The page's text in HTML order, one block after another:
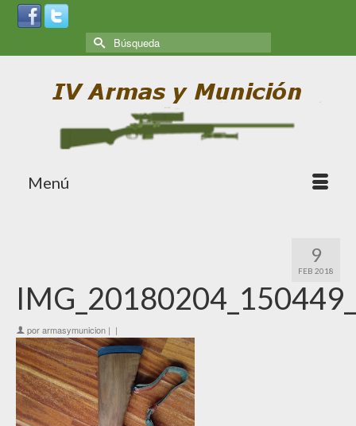
Menú
9
FEB 2018
porarmasymunicion | |